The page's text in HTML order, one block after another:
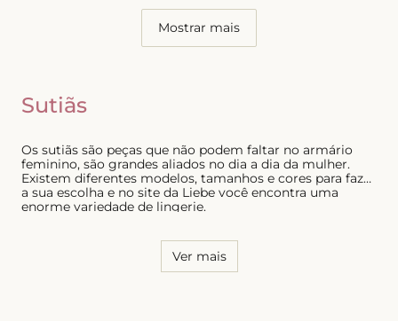
Mostrar mais
Sutiãs
Os sutiãs são peças que não podem faltar no armário
feminino, são grandes aliados no dia a dia da mulher.
Existem diferentes modelos, tamanhos e cores para fazer
a sua escolha e no site da Liebe você encontra uma
enorme variedade de lingerie.
Ver mais